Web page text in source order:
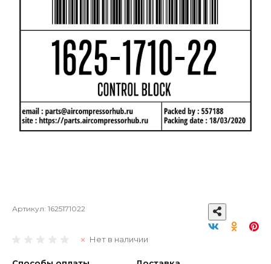
Артикул: 1625171022
Нет в наличии